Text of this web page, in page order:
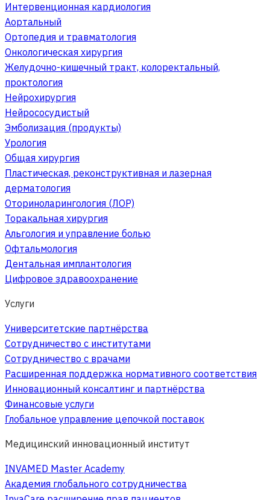
Интервенционная кардиология
Аортальный
Ортопедия и травматология
Онкологическая хирургия
Желудочно-кишечный тракт, колоректальный,
проктология
Нейрохирургия
Нейрососудистый
Эмболизация (продукты)
Урология
Общая хирургия
Пластическая, реконструктивная и лазерная
дерматология
Оториноларингология (ЛОР)
Торакальная хирургия
Альгология и управление болью
Офтальмология
Дентальная имплантология
Цифровое здравоохранение
Услуги
Университетские партнёрства
Сотрудничество с институтами
Сотрудничество с врачами
Расширенная поддержка нормативного соответствия
Инновационный консалтинг и партнёрства
Финансовые услуги
Глобальное управление цепочкой поставок
Медицинский инновационный институт
INVAMED Master Academy
Академия глобального сотрудничества